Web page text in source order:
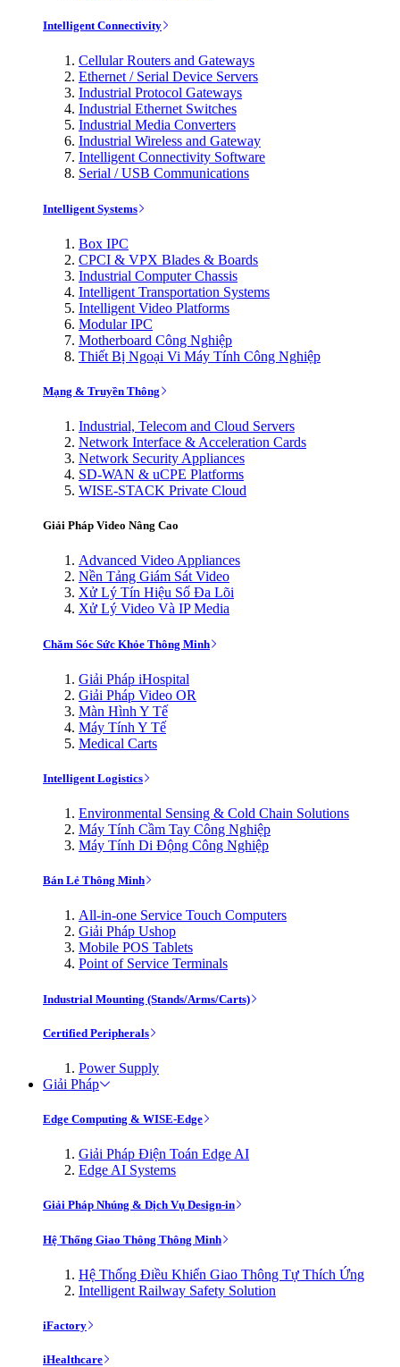
Intelligent Connectivity
Cellular Routers and Gateways
Ethernet / Serial Device Servers
Industrial Protocol Gateways
Industrial Ethernet Switches
Industrial Media Converters
Industrial Wireless and Gateway
Intelligent Connectivity Software
Serial / USB Communications
Intelligent Systems
Box IPC
CPCI & VPX Blades & Boards
Industrial Computer Chassis
Intelligent Transportation Systems
Intelligent Video Platforms
Modular IPC
Motherboard Công Nghiệp
Thiết Bị Ngoại Vi Máy Tính Công Nghiệp
Mạng & Truyền Thông
Industrial, Telecom and Cloud Servers
Network Interface & Acceleration Cards
Network Security Appliances
SD-WAN & uCPE Platforms
WISE-STACK Private Cloud
Giải Pháp Video Nâng Cao
Advanced Video Appliances
Nền Tảng Giám Sát Video
Xử Lý Tín Hiệu Số Đa Lõi
Xử Lý Video Và IP Media
Chăm Sóc Sức Khỏe Thông Minh
Giải Pháp iHospital
Giải Pháp Video OR
Màn Hình Y Tế
Máy Tính Y Tế
Medical Carts
Intelligent Logistics
Environmental Sensing & Cold Chain Solutions
Máy Tính Cầm Tay Công Nghiệp
Máy Tính Di Động Công Nghiệp
Bán Lẻ Thông Minh
All-in-one Service Touch Computers
Giải Pháp Ushop
Mobile POS Tablets
Point of Service Terminals
Industrial Mounting (Stands/Arms/Carts)
Certified Peripherals
Power Supply
Giải Pháp
Edge Computing & WISE-Edge
Giải Pháp Điện Toán Edge AI
Edge AI Systems
Giải Pháp Nhúng & Dịch Vụ Design-in
Hệ Thống Giao Thông Thông Minh
Hệ Thống Điều Khiển Giao Thông Tự Thích Ứng
Intelligent Railway Safety Solution
iFactory
iHealthcare